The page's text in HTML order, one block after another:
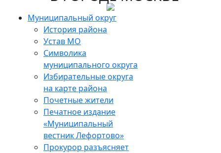
Муниципальный округ
История района
Устав МО
Символика
муниципального округа
Избирательные округа
на карте района
Почетные жители
Печатное издание
«Муниципальный
вестник Лефортово»
Прокурор разъясняет